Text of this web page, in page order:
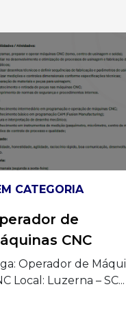
CATEGORIA
de
somos: Nós somos
Uma das